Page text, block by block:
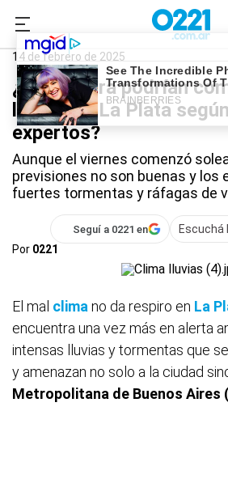
0221.com.ar
La Plata
14 de febrero de 2025
¿A qué hora podrían
lluvias en La Plata
expertos?
Aunque el viernes comenzó
previsiones no son buenas y los
fuertes tormentas y ráfagas de
Seguí a 0221 en
Escuchá
Por 0221
El mal clima no da respiro en La
encuentra una vez más en alerta
intensas lluvias y tormentas que
y amenazan no solo a la ciudad
Metropolitana de Buenos Aires